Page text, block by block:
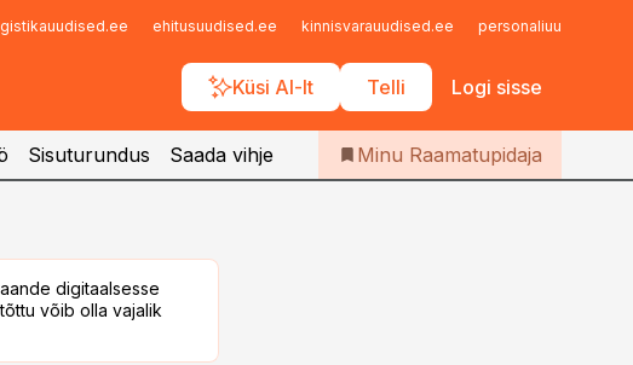
ehitusuudised.ee kinnisvarauudised.ee personaliuudised.ee
Küsi AI-lt Telli Logi sisse
Iseteenindus
Telli Raamatupidaja
Sisuturundus Saada vihje Minu Raamatupidaja
digitaalsesse
võib olla vajalik